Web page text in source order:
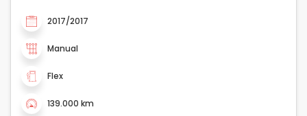
2017/2017
Manual
Flex
139.000 km